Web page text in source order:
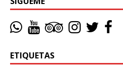
ETIQUETAS